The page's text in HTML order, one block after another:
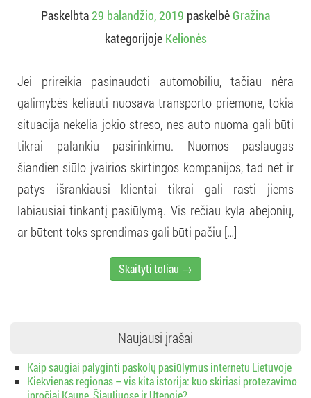
Paskelbta29 balandžio, 2019 paskelbė Gražina
kategorijoje Kelionės
Jei prireikia pasinaudoti automobiliu, tačiau nėra
galimybės keliauti nuosava transporto priemone, tokia
situacija nekelia jokio streso, nes auto nuoma gali būti
tikrai palankiu pasirinkimu. Nuomos paslaugas
šiandien siūlo įvairios skirtingos kompanijos, tad net ir
patys išrankiausi klientai tikrai gali rasti jiems
labiausiai tinkantį pasiūlymą. Vis rečiau kyla abejonių,
ar būtent toks sprendimas gali būti pačiu […]
Skaityti toliau →
Naujausi įrašai
Kaip saugiai palyginti paskolų pasiūlymus internetu Lietuvoje
Kiekvienas regionas – vis kita istorija: kuo skiriasi protezavimo
įpročiai Kaune, Šiauliuose ir Utenoje?